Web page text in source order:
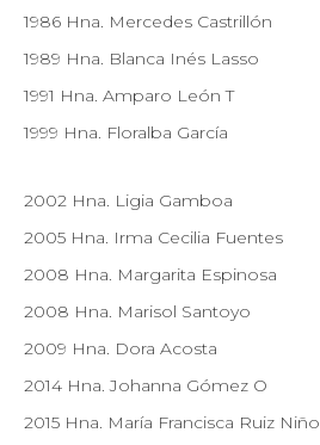
1986 Hna. Mercedes Castrillón
1989 Hna. Blanca Inés Lasso
1991 Hna. Amparo León T
1999 Hna. Floralba García
2002 Hna. Ligia Gamboa
2005 Hna. Irma Cecilia Fuentes
2008 Hna. Margarita Espinosa
2008 Hna. Marisol Santoyo
2009 Hna. Dora Acosta
2014 Hna. Johanna Gómez O
2015 Hna. María Francisca Ruiz Niño